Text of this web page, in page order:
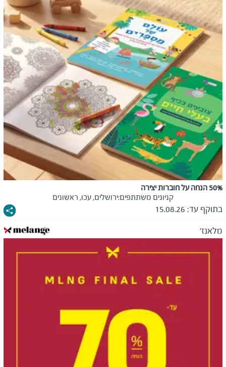
50% הנחה על חוברות יצירה
קניונים משתתפים:ירושלים, עכו, ראשונים
בתוקף עד: 15.08.26
מלאנז'